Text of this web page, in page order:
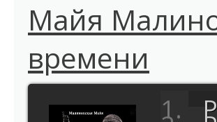
Майя
времени